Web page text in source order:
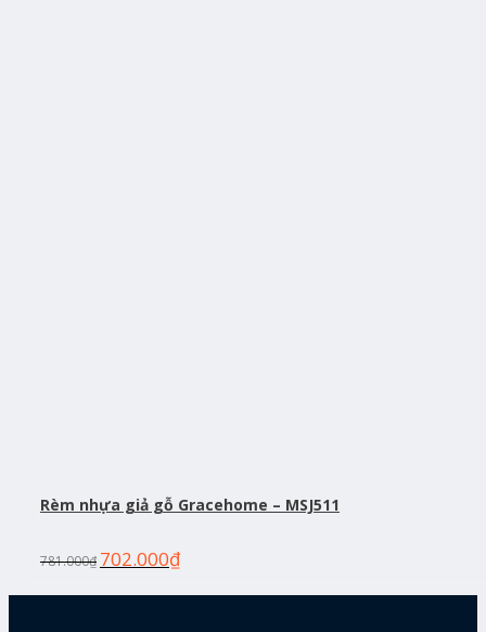
Rèm nhựa giả gỗ Gracehome – MSJ511
781.000₫ 702.000₫